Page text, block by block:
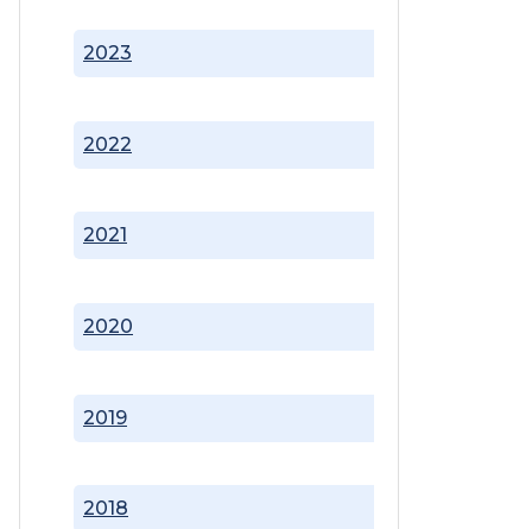
2018
2019
2020
2021
2022
2023